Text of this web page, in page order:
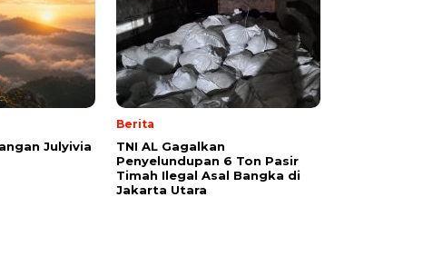
Julyivia
Berita
TNI AL Gagalkan
Penyelundupan 6 Ton Pasir
Timah Ilegal Asal Bangka di
Jakarta Utara